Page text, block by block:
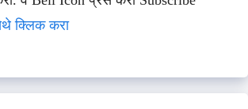
क्लिक करा